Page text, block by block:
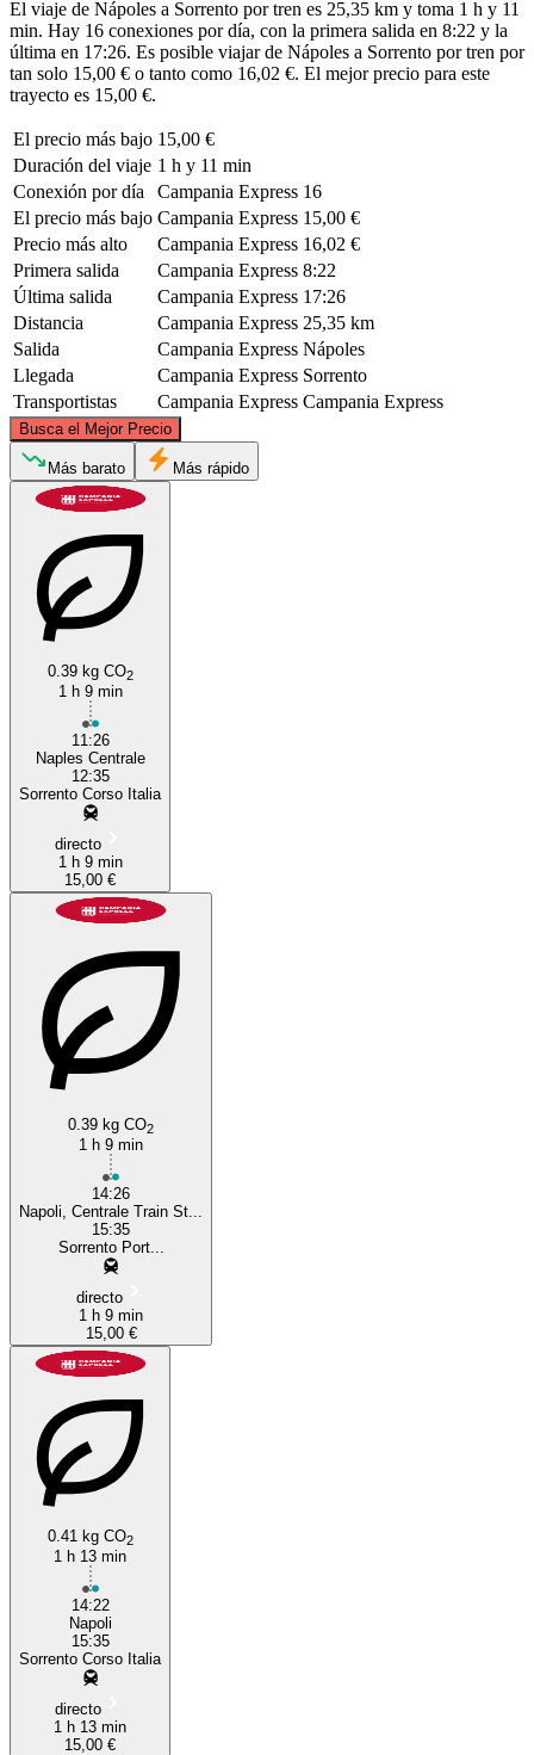
El viaje de Nápoles a Sorrento por tren es 25,35 km y toma 1 h y 11
min. Hay 16 conexiones por día, con la primera salida en 8:22 y la
última en 17:26. Es posible viajar de Nápoles a Sorrento por tren por
tan solo 15,00 € o tanto como 16,02 €. El mejor precio para este
trayecto es 15,00 €.
El precio más bajo 15,00 €
Duración del viaje 1 h y 11 min
Conexión por día
Campania Express 16
El precio más bajo Campania Express 15,00 €
Precio más alto
Campania Express 16,02 €
Primera salida
Campania Express 8:22
Última salida
Campania Express 17:26
Distancia
Campania Express 25,35 km
Salida
Campania Express Nápoles
Llegada
Campania Express Sorrento
Transportistas
Campania Express Campania Express
Busca el Mejor Precio
Naples
©CARTO, ©OpenStreetMapcontributors
Más barato Más rápido
0.39 kg CO2
1 h 9 min
11:26
Naples Centrale
12:35
Sorrento Corso Italia
directo
1 h 9 min
15,00 €
0.39 kg CO2
1 h 9 min
14:26
Napoli, Centrale Train St...
15:35
Sorrento Port...
directo
1 h 9 min
15,00 €
0.41 kg CO2
1 h 13 min
14:22
Napoli
15:35
Sorrento Corso Italia
directo
1 h 13 min
15,00 €